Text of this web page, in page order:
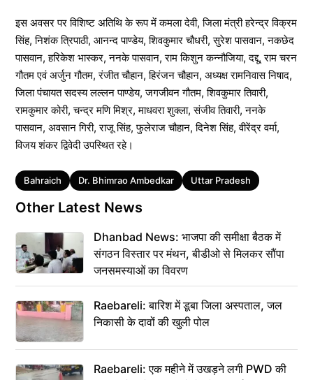
इस अवसर पर विशिष्ट अतिथि के रूप में कमला देवी, जिला मंत्री हरेन्द्र विक्रम
सिंह, निशंक त्रिपाठी, आनन्द पाण्डेय, शिवकुमार चौधरी, सुरेश पासवान, नकछेद
पासवान, हरिकेश भास्कर, ननके पासवान, राम किशुन कन्नौजिया, दद्दू, राम चरन
गौतम एवं अर्जुन गौतम, रंजीत चौहान, हिरंजन चौहान, अध्यक्ष रामनिवास निषाद,
जिला पंचायत सदस्य लल्लन पाण्डेय, जगजीवन गौतम, शिवकुमार तिवारी,
राम‌कुमार कोरी, चन्द्र मणि‌ मिश्र, माधवरा शुक्ला, संजीव तिवारी, ननके
पासवान, अवसान गिरी, राजू सिंह, फुलेराज चौहान, दिनेश सिंह, वीरेंद्र वर्मा,
विजय शंकर द्विवेदी उपस्थित रहे।
Tags
Bahraich Dr. Bhimrao Ambedkar Uttar Pradesh
Other Latest News
Dhanbad News: भाजपा की समीक्षा बैठक में
संगठन विस्तार पर मंथन, बीडीओ से मिलकर सौंपा
जनसमस्याओं का विवरण
Raebareli: बारिश में डूबा जिला अस्पताल, जल
निकासी के दावों की खुली पोल
Raebareli: एक महीने में उखड़ने लगी PWD की